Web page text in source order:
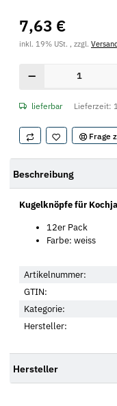
7,63 €
inkl. 19% USt. , zzgl.
lieferbar Lieferzeit:
Frage
Beschreibung
Kugelknöpfe für
12er Pack
Farbe: weiss
Artikelnummer:
GTIN:
Kategorie:
Hersteller:
Hersteller